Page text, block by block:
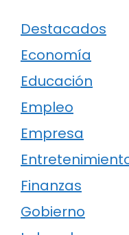
Destacados
Economía
Educación
Empleo
Empresa
Finanzas
Gobierno